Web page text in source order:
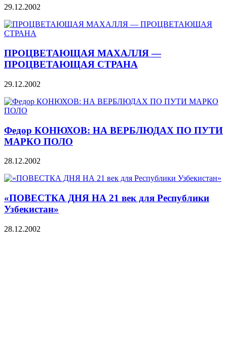
29.12.2002
ПРОЦВЕТАЮЩАЯ МАХАЛЛЯ —
ПРОЦВЕТАЮЩАЯ СТРАНА
29.12.2002
Федор КОНЮХОВ: НА ВЕРБЛЮДАХ ПО ПУТИ
МАРКО ПОЛО
28.12.2002
«ПОВЕСТКА ДНЯ НА 21 век для Республики
Узбекистан»
28.12.2002